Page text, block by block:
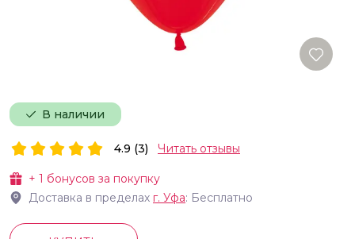
В наличии
+ 1 бонусов за покупку
Доставка в пределах г. Уфа: Бесплатно
4.9 (3) Читать отзывы